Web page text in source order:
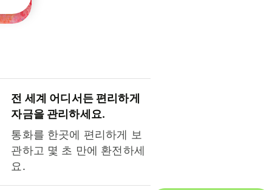
전 세계 어디서든 편리하게
자금을 관리하세요.
통화를 한곳에 편리하게 보
관하고 몇 초 만에 환전하세
요.